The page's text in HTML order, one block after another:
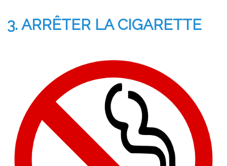
3. ARRÊTER LA CIGARETTE